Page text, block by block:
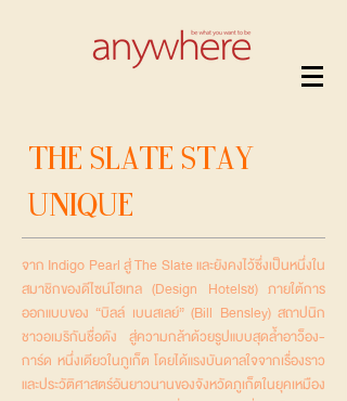
The Slate Stay
Unique
จาก Indigo Pearl สู่ The Slate และยังคงไว้ซึ่งเป็นหนึ่งใน
สมาชิกของดีไซน์โฮเทล (Design Hotelsช) ภายใต้การ
ออกแบบของ “บิลล์ เบนสเลย์” (Bill Bensley) สถาปนิก
ชาวอเมริกันชื่อดัง สู่ความกล้าด้วยรูปแบบสุดล้ำอาว็อง-
การ์ด หนึ่งเดียวในภูเก็ต โดยได้แรงบันดาลใจจากเรื่องราว
และประวัติศาสตร์อันยาวนานของจังหวัดภูเก็ตในยุคเหมือง